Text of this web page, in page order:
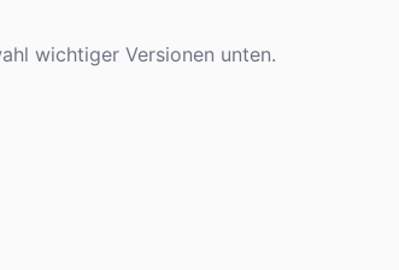
wichtiger Versionen unten.